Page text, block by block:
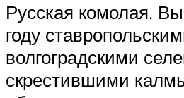
Русская комолая.
году
волгоградскими
скрестившими